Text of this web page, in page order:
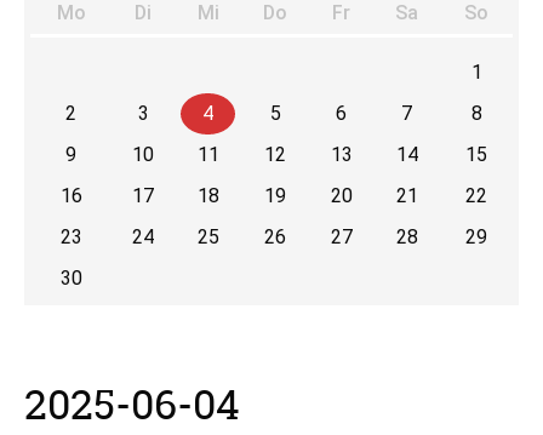
Mo Di enstag
Mi ttwoch
Do nnerstag
Fr eitagSa mstag
So
1
2
3 4 5 6 7
8
9
10 11 12 13 14
15
16
17 18 19 20 21
22
23
24 25 26 27 28
29
30
2025-06-04